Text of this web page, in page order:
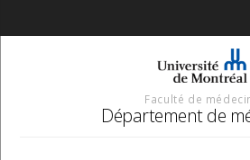
Faculté de
Département de